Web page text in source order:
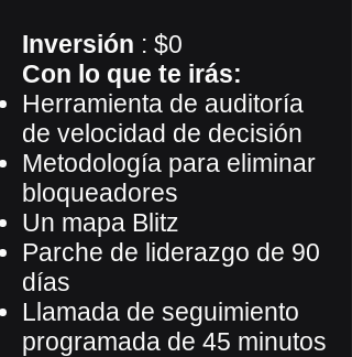
Inversión : $0
Con lo que te irás:
Herramienta de auditoría
de velocidad de decisión
Metodología para eliminar
bloqueadores
Un mapa Blitz
Parche de liderazgo de 90
días
Llamada de seguimiento
programada de 45 minutos